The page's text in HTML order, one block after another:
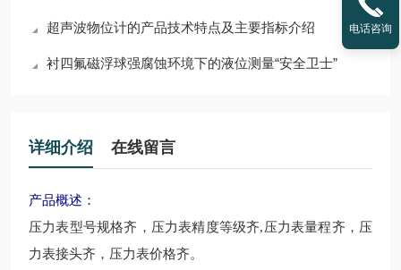
超声波物位计的产品技术特点及主要指标介绍
衬四氟磁浮球强腐蚀环境下的液位测量“安全卫士”
详细介绍 在线留言
产品概述：
压力表型号规格齐，压力表精度等级齐,压力表量程齐，压
力表接头齐，压力表价格齐。
电话咨询